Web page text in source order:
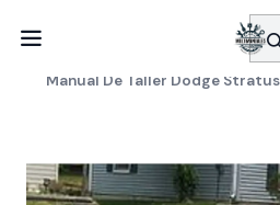
SERVICIO DE BÚSQUEDA DE
Manuales de
Manual De Taller Dodge